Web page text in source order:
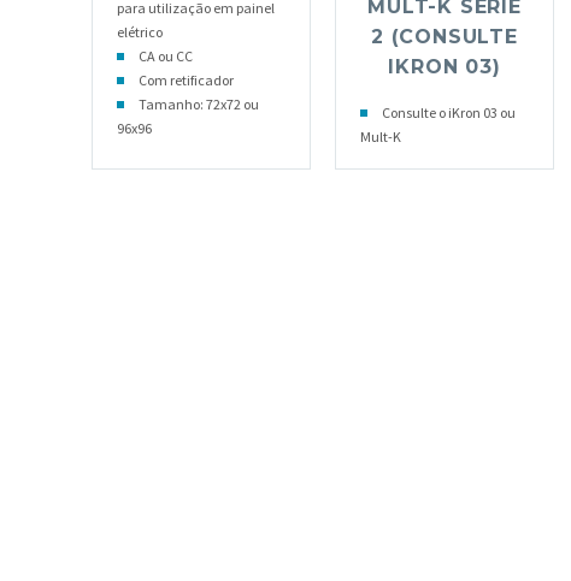
para utilização em painel
elétrico
CA ou CC
Com retificador
Tamanho: 72x72 ou
96x96
MULT-K SÉRIE
2 (CONSULTE
IKRON 03)
Consulte o iKron 03 ou
Mult-K